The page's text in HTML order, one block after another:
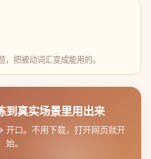
把被动词汇变成能用的。
真实场景里用出来
口。不用下载，打开网页就开
始。